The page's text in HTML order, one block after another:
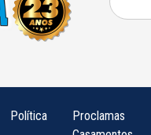
por:
Política
Proclamas